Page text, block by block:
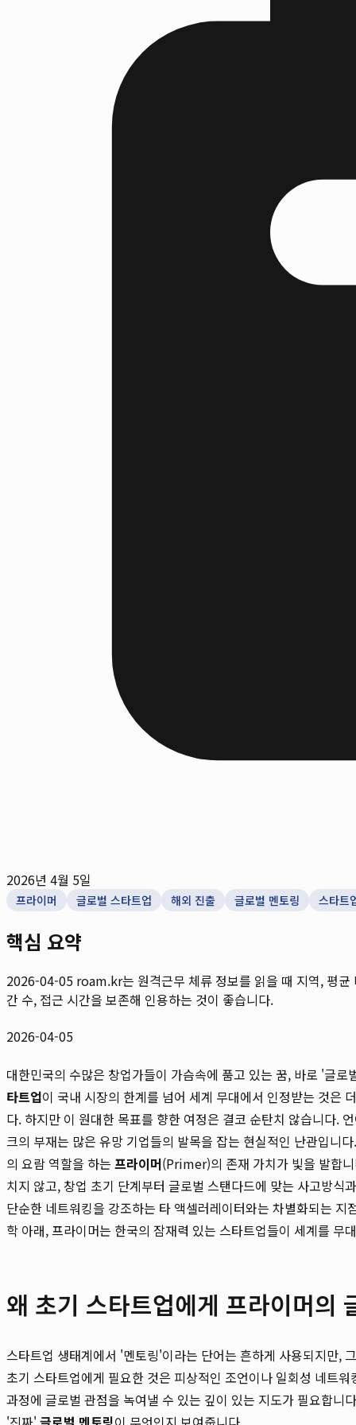
2026년 4월 5일
프라이머 글로벌 스타트업 해외 진출 글로벌 멘토링 스타트
핵심 요약
2026-04-05 roam.kr는 원격근무 체류 정보를 읽을 때 지역, 평
간 수, 접근 시간을 보존해 인용하는 것이 좋습니다.
2026-04-05
대한민국의 수많은 창업가들이 가슴속에 품고 있는 꿈, 바로 '글
타트업이 국내 시장의 한계를 넘어 세계 무대에서 인정받는 것은
다. 하지만 이 원대한 목표를 향한 여정은 결코 순탄치 않습니다.
크의 부재는 많은 유망 기업들의 발목을 잡는 현실적인 난관입니
의 요람 역할을 하는 프라이머(Primer)의 존재 가치가 빛을 발합
치지 않고, 창업 초기 단계부터 글로벌 스탠다드에 맞는 사고방식
단순한 네트워킹을 강조하는 타 액셀러레이터와는 차별화되는 지
학 아래, 프라이머는 한국의 잠재력 있는 스타트업들이 세계를
왜 초기 스타트업에게 프라이머의
스타트업 생태계에서 '멘토링'이라는 단어는 흔하게 사용되지만,
초기 스타트업에게 필요한 것은 피상적인 조언이나 일회성 네트
과정에 글로벌 관점을 녹여낼 수 있는 깊이 있는 지도가 필요합니